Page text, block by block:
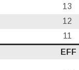
13
12
11
EFF